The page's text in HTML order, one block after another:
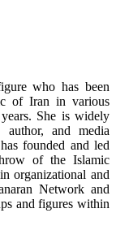
who has been
of Iran in various
She is widely
author, and media
founded and led
of the Islamic
organizational and
Network and
and figures within